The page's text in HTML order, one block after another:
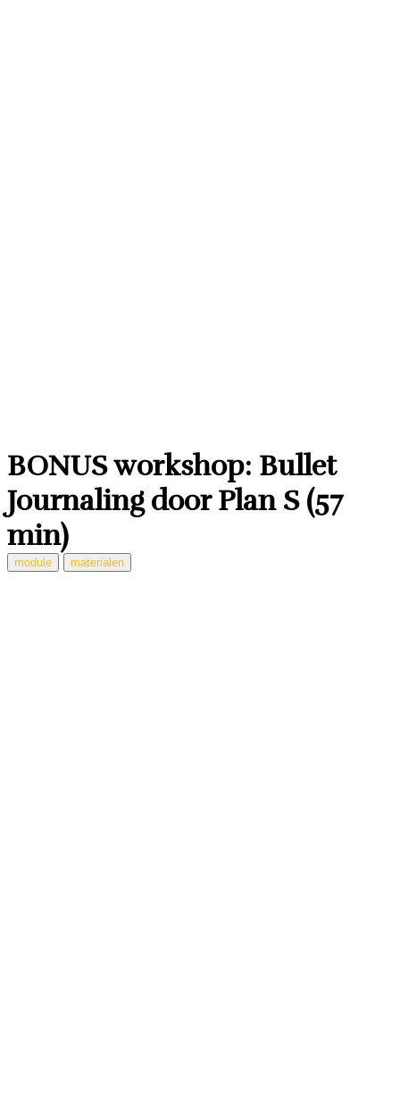
BONUS workshop: Bullet
Journaling door Plan S (57
min)
module materialen